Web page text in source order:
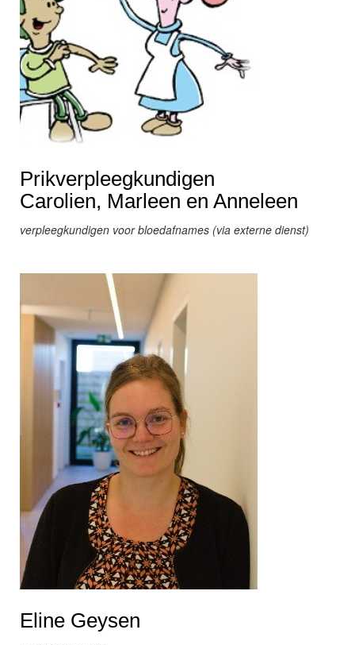
Prikverpleegkundigen
Carolien, Marleen en Anneleen
verpleegkundigen voor bloedafnames (via externe dienst)
Eline Geysen